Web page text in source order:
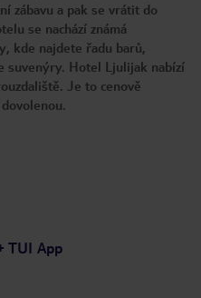
zábavu a pak se vrátit do
se nachází známá
kde najdete řadu barů,
suvenýry. Hotel Ljulijak nabízí
Je to cenově
TUI App